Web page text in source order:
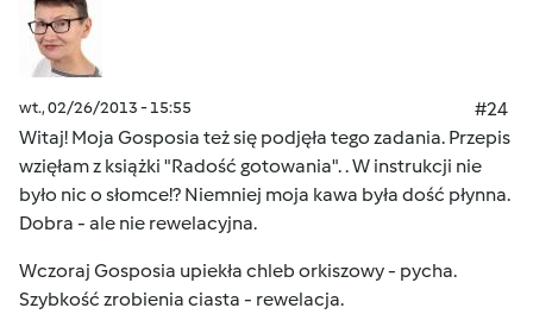
wt., 02/26/2013 - 15:55
#24
Witaj! Moja Gosposia też się podjęła tego zadania. Przepis
wzięłam z książki "Radość gotowania". . W instrukcji nie
było nic o słomce!? Niemniej moja kawa była dość płynna.
Dobra - ale nie rewelacyjna.
Wczoraj Gosposia upiekła chleb orkiszowy - pycha.
Szybkość zrobienia ciasta - rewelacja.